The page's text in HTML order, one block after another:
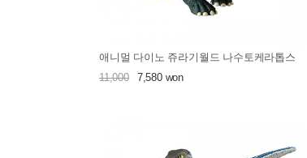
애니멀 다이노 쥬라기월드 나수토케라톱스
11,000
7,580 won